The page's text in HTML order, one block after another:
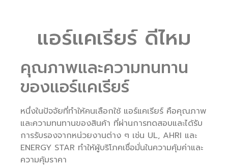
แอร์แคเรียร์ ดีไหม
คุณภาพและความทนทาน
ของแอร์แคเรียร์
หนึ่งในปัจจัยที่ทำให้คนเลือกใช้ แอร์แคเรียร์ คือคุณภาพ
และความทนทานของสินค้า ที่ผ่านการทดสอบและได้รับ
การรับรองจากหน่วยงานต่าง ๆ เช่น UL, AHRI และ
ENERGY STAR ทำให้ผู้บริโภคเชื่อมั่นในความคุ้มค่าและ
ความคุ้มราคา